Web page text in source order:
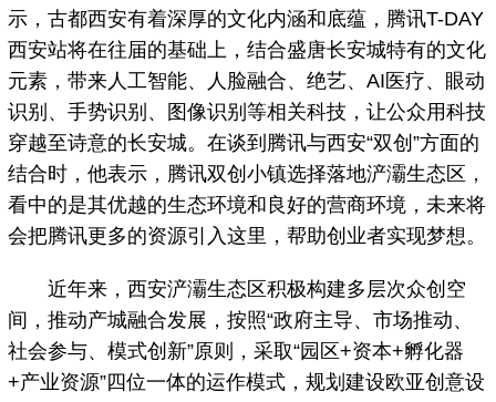
示，古都西安有着深厚的文化内涵和底蕴，腾讯T-DAY
西安站将在往届的基础上，结合盛唐长安城特有的文化
元素，带来人工智能、人脸融合、绝艺、AI医疗、眼动
识别、手势识别、图像识别等相关科技，让公众用科技
穿越至诗意的长安城。在谈到腾讯与西安“双创”方面的
结合时，他表示，腾讯双创小镇选择落地浐灞生态区，
看中的是其优越的生态环境和良好的营商环境，未来将
会把腾讯更多的资源引入这里，帮助创业者实现梦想。
近年来，西安浐灞生态区积极构建多层次众创空
间，推动产城融合发展，按照“政府主导、市场推动、
社会参与、模式创新”原则，采取“园区+资本+孵化器
+产业资源”四位一体的运作模式，规划建设欧亚创意设